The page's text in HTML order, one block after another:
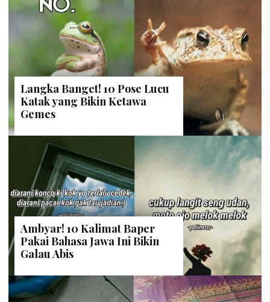
Langka Banget! 10 Pose Lucu
Katak yang Bikin Ketawa
Gemes
Ambyar! 10 Kalimat Baper
Pakai Bahasa Jawa Ini Bikin
Galau Abis